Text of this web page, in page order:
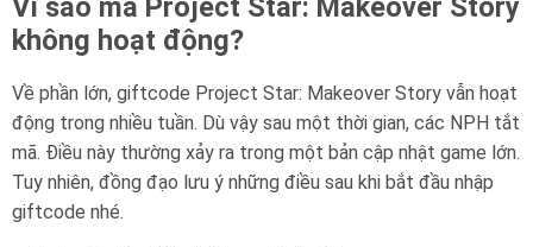
Vì sao mã Project Star: Makeover Story
không hoạt động?
Về phần lớn, giftcode Project Star: Makeover Story vẫn hoạt
động trong nhiều tuần. Dù vậy sau một thời gian, các NPH tắt
mã. Điều này thường xảy ra trong một bản cập nhật game lớn.
Tuy nhiên, đồng đạo lưu ý những điều sau khi bắt đầu nhập
giftcode nhé.